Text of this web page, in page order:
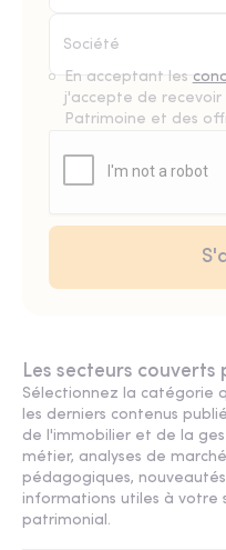
En acceptant les
j'accepte de
Patrimoine et des
Les secteurs
Sélectionnez la catégorie
les derniers contenus
de l'immobilier et de la
métier, analyses de
pédagogiques,
informations utiles à votre
patrimonial.